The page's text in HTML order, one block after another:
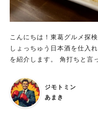
のでゴクゴクいっちゃいたいのですが、 も
てゆっくり味わって飲みました。 yosagenaさんの
と地域を繋げるナチュラル
トだけはイートイン限定ですが、 他のメニューはイ
テイクアウト、宅配でも取り扱っ
品・調味料やコスメも店内で販売さ
なイベントが定期的に開催されている上、
にも力を入れていて量り売りなども
こんにちは！東葛グルメ探検隊員・
しょっちゅう日本酒を仕入
を紹介します。 角打ちと言っても立ち飲みではなく、 ちゃんと
屋メインで営業されており、 軽く飲める場所として角打ちが併
設されていたのですが、 昨年末に大幅リニューアル。 もはや角
打ちのレベルではない立派
ジモトミン
あまき